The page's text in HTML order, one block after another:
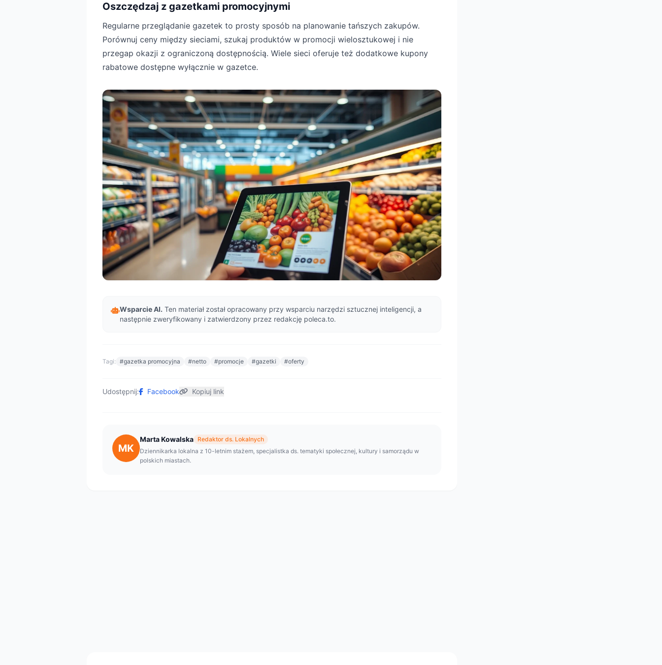
Oszczędzaj z gazetkami promocyjnymi
Regularne przeglądanie gazetek to prosty sposób na planowanie tańszych zakupów.
Porównuj ceny między sieciami, szukaj produktów w promocji wielosztukowej i nie
przegap okazji z ograniczoną dostępnością. Wiele sieci oferuje też dodatkowe kupony
rabatowe dostępne wyłącznie w gazetce.
Wsparcie AI. Ten materiał został opracowany przy wsparciu narzędzi sztucznej inteligencji, a
następnie zweryfikowany i zatwierdzony przez redakcję poleca.to.
Tagi: #gazetka promocyjna #netto #promocje #gazetki #oferty
Udostępnij: Facebook Kopiuj link
MK
Marta Kowalska Redaktor ds. Lokalnych
Dziennikarka lokalna z 10-letnim stażem, specjalistka ds. tematyki społecznej, kultury i samorządu w
polskich miastach.